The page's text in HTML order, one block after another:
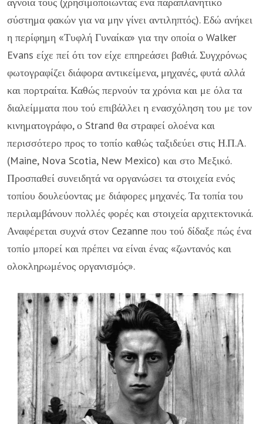
σύστημα φακών για να μην γίνει αντιληπτός). Εδώ ανήκει
η περί­φημη «Τυφλή Γυναίκα» για την οποία ο Walker
Evans είχε πεί ότι τον είχε επη­ρεάσει βαθιά. Συγχρόνως
φωτογραφίζει διάφορα αντικείμενα, μηχανές, φυτά αλ­λά
και πορτραίτα. Καθώς περνούν τα χρόνια και με όλα τα
διαλείμματα που τού επιβάλλει η ενασχόληση του με τον
κινηματογράφο, ο Strand θα στραφεί ολοέ­να και
περισσότερο προς το τοπίο καθώς ταξιδεύει στις Η.Π.Α.
(Maine, Nova Scotia, New Mexico) και στο Μεξικό.
Προσπαθεί συνειδητά να οργανώσει τα στοιχεία ενός
τοπίου δουλεύοντας με διάφορες μηχανές. Τα τοπία του
περι­λαμβάνουν πολλές φορές και στοιχεία αρχιτεκτονικά.
Αναφέρεται συχνά στον Cezanne που τού δίδαξε πώς ένα
τοπίο μπορεί και πρέπει να είναι ένας «ζω­ντανός και
ολοκληρωμένος οργανισμός».